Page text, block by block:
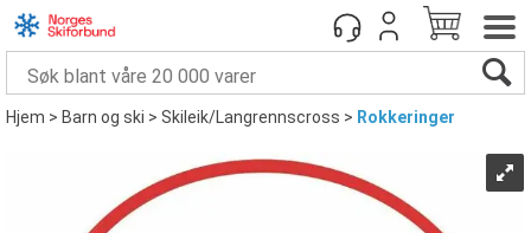
Hjem>Barn og ski>Skileik/Langrennscross> Rokkeringer